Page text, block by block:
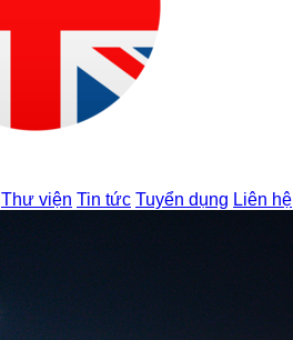
Thư viện Tin tức Tuyển dụng Liên hệ